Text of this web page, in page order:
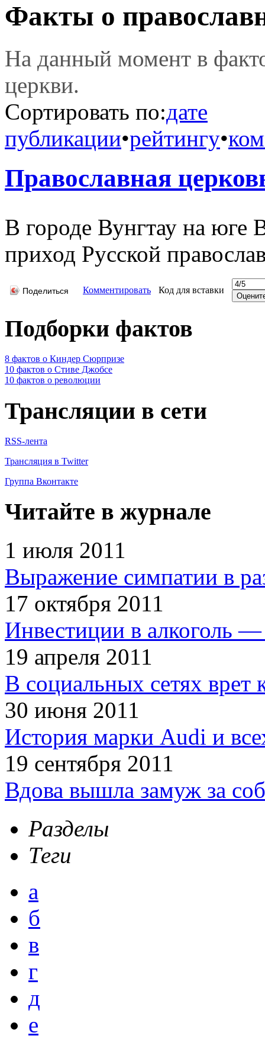
Факты о
На данный момент в
церкви.
Сортировать по:дате
публикации•рейтингу•
Православная
В городе Вунгтау на юге
приход Русской
Поделиться Комментировать Код для вставки
Подборки фактов
8 фактов о Киндер Сюрпризе
10 фактов о Стиве Джобсе
10 фактов о революции
Трансляции в сети
RSS-лента
Трансляция в Twitter
Группа Вконтакте
Читайте в журнале
1 июля 2011
Выражение симпатии в
17 октября 2011
Инвестиции в алкоголь —
19 апреля 2011
В социальных сетях врет
30 июня 2011
История марки Audi и
19 сентября 2011
Вдова вышла замуж за
Разделы
Теги
а
б
в
г
д
е